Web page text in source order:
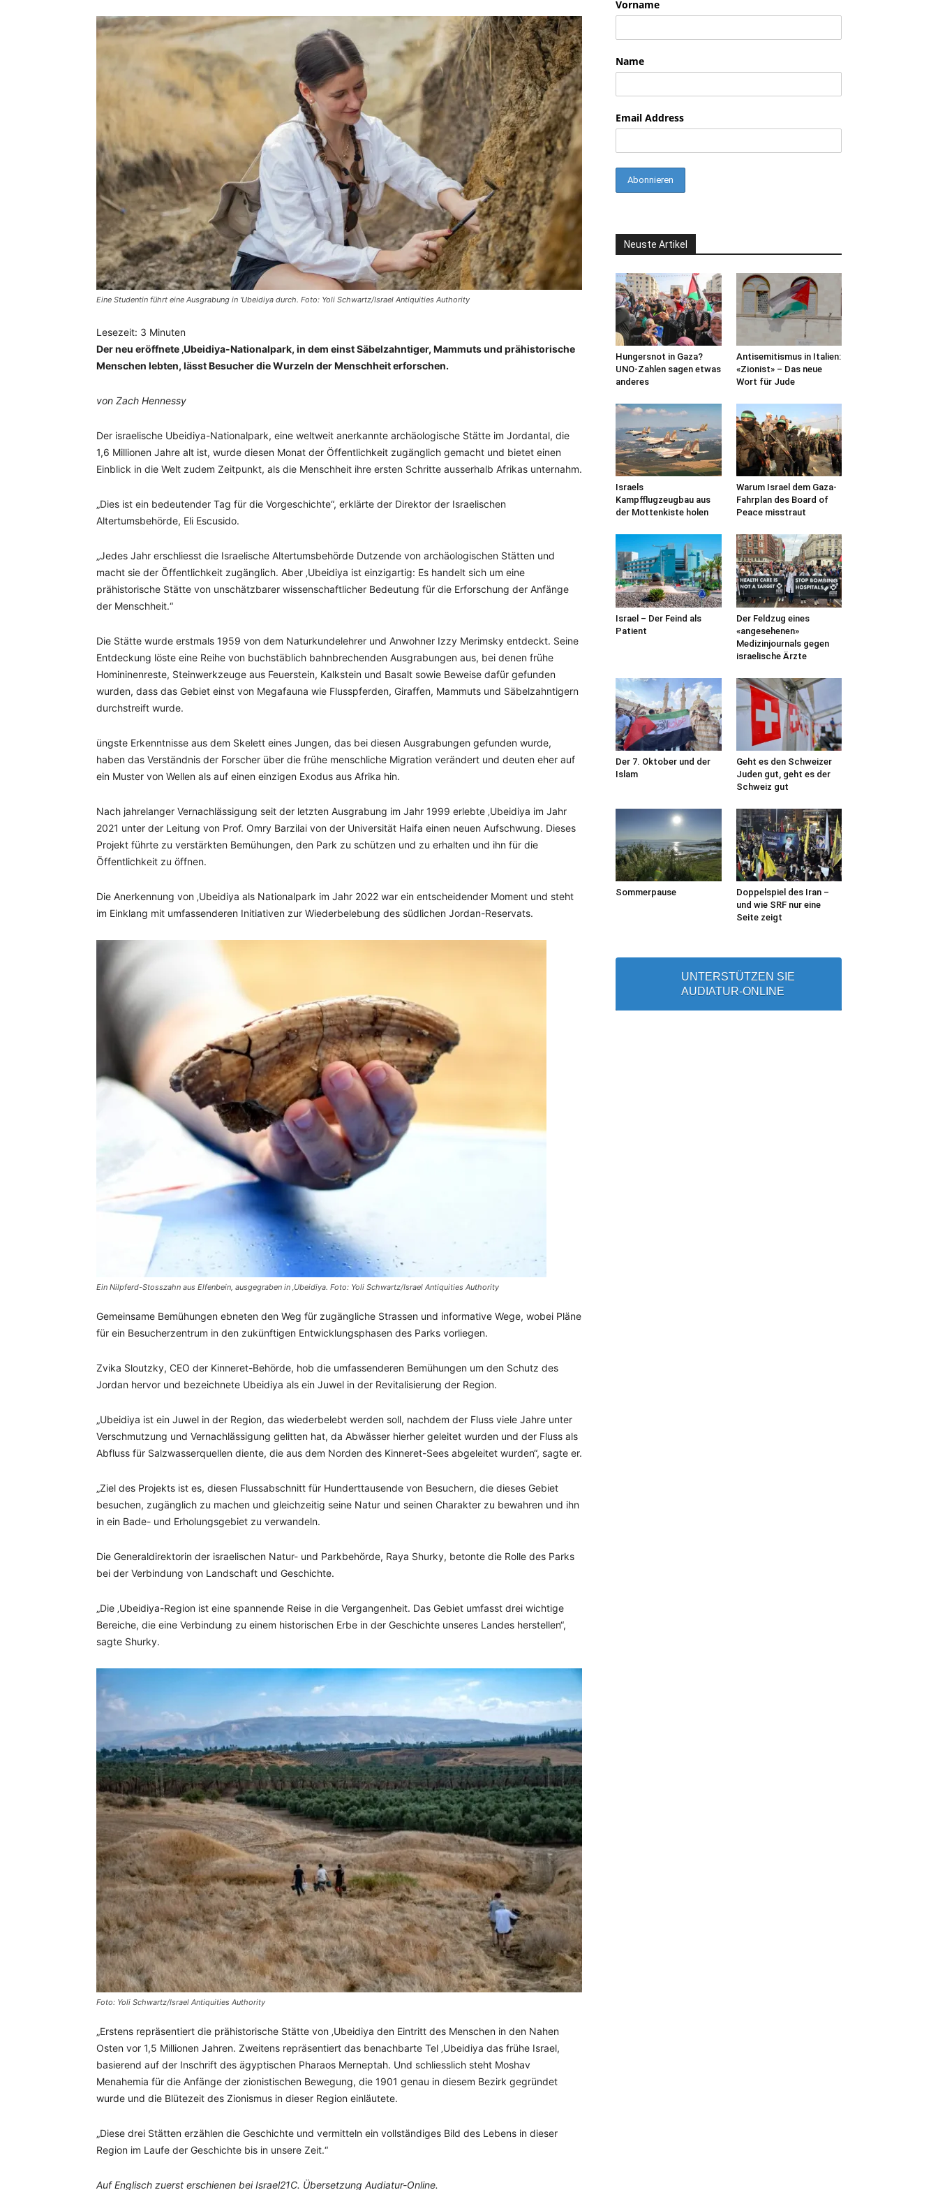
Eine Studentin führt eine Ausgrabung in 'Ubeidiya durch. Foto: Yoli Schwartz/Israel Antiquities Authority
Lesezeit: 3 Minuten
Der neu eröffnete ‚Ubeidiya-Nationalpark, in dem einst Säbelzahntiger, Mammuts und prähistorische
Menschen lebten, lässt Besucher die Wurzeln der Menschheit erforschen.
von Zach Hennessy
Der israelische Ubeidiya-Nationalpark, eine weltweit anerkannte archäologische Stätte im Jordantal, die
1,6 Millionen Jahre alt ist, wurde diesen Monat der Öffentlichkeit zugänglich gemacht und bietet einen
Einblick in die Welt zudem Zeitpunkt, als die Menschheit ihre ersten Schritte ausserhalb Afrikas unternahm.
„Dies ist ein bedeutender Tag für die Vorgeschichte“, erklärte der Direktor der Israelischen
Altertumsbehörde, Eli Escusido.
„Jedes Jahr erschliesst die Israelische Altertumsbehörde Dutzende von archäologischen Stätten und
macht sie der Öffentlichkeit zugänglich. Aber ‚Ubeidiya ist einzigartig: Es handelt sich um eine
prähistorische Stätte von unschätzbarer wissenschaftlicher Bedeutung für die Erforschung der Anfänge
der Menschheit.“
Die Stätte wurde erstmals 1959 von dem Naturkundelehrer und Anwohner Izzy Merimsky entdeckt. Seine
Entdeckung löste eine Reihe von buchstäblich bahnbrechenden Ausgrabungen aus, bei denen frühe
Homininenreste, Steinwerkzeuge aus Feuerstein, Kalkstein und Basalt sowie Beweise dafür gefunden
wurden, dass das Gebiet einst von Megafauna wie Flusspferden, Giraffen, Mammuts und Säbelzahntigern
durchstreift wurde.
üngste Erkenntnisse aus dem Skelett eines Jungen, das bei diesen Ausgrabungen gefunden wurde,
haben das Verständnis der Forscher über die frühe menschliche Migration verändert und deuten eher auf
ein Muster von Wellen als auf einen einzigen Exodus aus Afrika hin.
Nach jahrelanger Vernachlässigung seit der letzten Ausgrabung im Jahr 1999 erlebte ‚Ubeidiya im Jahr
2021 unter der Leitung von Prof. Omry Barzilai von der Universität Haifa einen neuen Aufschwung. Dieses
Projekt führte zu verstärkten Bemühungen, den Park zu schützen und zu erhalten und ihn für die
Öffentlichkeit zu öffnen.
Die Anerkennung von ‚Ubeidiya als Nationalpark im Jahr 2022 war ein entscheidender Moment und steht
im Einklang mit umfassenderen Initiativen zur Wiederbelebung des südlichen Jordan-Reservats.
Ein Nilpferd-Stosszahn aus Elfenbein, ausgegraben in ‚Ubeidiya. Foto: Yoli Schwartz/Israel Antiquities Authority
Gemeinsame Bemühungen ebneten den Weg für zugängliche Strassen und informative Wege, wobei Pläne
für ein Besucherzentrum in den zukünftigen Entwicklungsphasen des Parks vorliegen.
Zvika Sloutzky, CEO der Kinneret-Behörde, hob die umfassenderen Bemühungen um den Schutz des
Jordan hervor und bezeichnete Ubeidiya als ein Juwel in der Revitalisierung der Region.
„Ubeidiya ist ein Juwel in der Region, das wiederbelebt werden soll, nachdem der Fluss viele Jahre unter
Verschmutzung und Vernachlässigung gelitten hat, da Abwässer hierher geleitet wurden und der Fluss als
Abfluss für Salzwasserquellen diente, die aus dem Norden des Kinneret-Sees abgeleitet wurden“, sagte er.
„Ziel des Projekts ist es, diesen Flussabschnitt für Hunderttausende von Besuchern, die dieses Gebiet
besuchen, zugänglich zu machen und gleichzeitig seine Natur und seinen Charakter zu bewahren und ihn
in ein Bade- und Erholungsgebiet zu verwandeln.
Die Generaldirektorin der israelischen Natur- und Parkbehörde, Raya Shurky, betonte die Rolle des Parks
bei der Verbindung von Landschaft und Geschichte.
„Die ‚Ubeidiya-Region ist eine spannende Reise in die Vergangenheit. Das Gebiet umfasst drei wichtige
Bereiche, die eine Verbindung zu einem historischen Erbe in der Geschichte unseres Landes herstellen“,
sagte Shurky.
Foto: Yoli Schwartz/Israel Antiquities Authority
„Erstens repräsentiert die prähistorische Stätte von ‚Ubeidiya den Eintritt des Menschen in den Nahen
Osten vor 1,5 Millionen Jahren. Zweitens repräsentiert das benachbarte Tel ‚Ubeidiya das frühe Israel,
basierend auf der Inschrift des ägyptischen Pharaos Merneptah. Und schliesslich steht Moshav
Menahemia für die Anfänge der zionistischen Bewegung, die 1901 genau in diesem Bezirk gegründet
wurde und die Blütezeit des Zionismus in dieser Region einläutete.
„Diese drei Stätten erzählen die Geschichte und vermitteln ein vollständiges Bild des Lebens in dieser
Region im Laufe der Geschichte bis in unsere Zeit.“
Auf Englisch zuerst erschienen bei Israel21C. Übersetzung Audiatur-Online.
Vorname
Name
Email Address
Neuste Artikel
Hungersnot in Gaza?
UNO-Zahlen sagen etwas
anderes
Antisemitismus in Italien:
«Zionist» – Das neue
Wort für Jude
Israels
Kampfflugzeugbau aus
der Mottenkiste holen
Warum Israel dem Gaza-
Fahrplan des Board of
Peace misstraut
Israel – Der Feind als
Patient
Der Feldzug eines
«angesehenen»
Medizinjournals gegen
israelische Ärzte
Der 7. Oktober und der
Islam
Geht es den Schweizer
Juden gut, geht es der
Schweiz gut
Sommerpause
Doppelspiel des Iran –
und wie SRF nur eine
Seite zeigt
UNTERSTÜTZEN SIE
AUDIATUR-ONLINE